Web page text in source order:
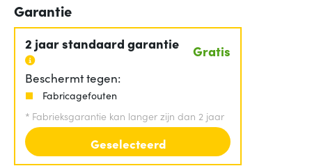
Garantie
2 jaar standaard garantie Gratis
Beschermt tegen:
Fabricagefouten
* Fabrieksgarantie kan langer zijn dan 2 jaar
Geselecteerd